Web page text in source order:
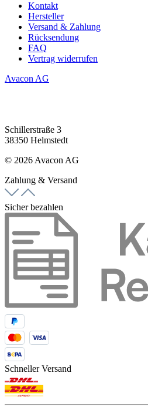
Kontakt
Hersteller
Versand & Zahlung
Rücksendung
FAQ
Vertrag widerrufen
Avacon AG
Schillerstraße 3
38350 Helmstedt
© 2026 Avacon AG
Zahlung & Versand
Sicher bezahlen
Schneller Versand